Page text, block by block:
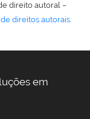
direito autoral –
direitos autorais.
em